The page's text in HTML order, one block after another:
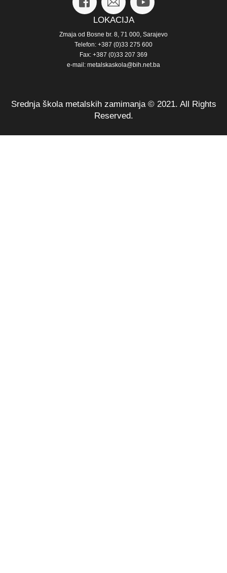
LOKACIJA
Zmaja od Bosne br. 8, 71 000, Sarajevo
Telefon: +387 (0)33 275 600
Fax: +387 (0)33 207 369
e-mail: metalskaskola@bih.net.ba
Srednja škola metalskih zamimanja © 2021. All Rights
Reserved.